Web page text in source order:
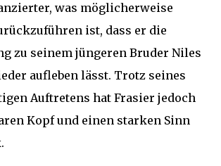
was möglicherweise
ist, dass er die
zu seinem jüngeren Bruder Niles
aufleben lässt. Trotz seines
Auftretens hat Frasier jedoch
Kopf und einen starken Sinn